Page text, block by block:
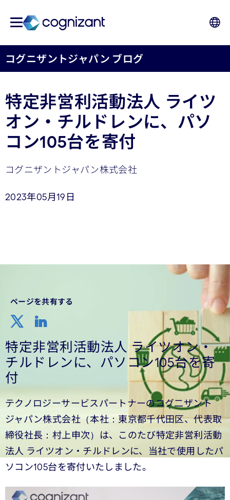
コグニザントジャパン ブログ
特定非営利活動法人 ライツ
オン・チルドレンに、パソ
コン105台を寄付
コグニザントジャパン株式会社
2023年05月19日
ページを共有する
特定非営利活動法人 ライツオン・
チルドレンに、パソコン105台を寄
付
テクノロジーサービスパートナーのコグ二ザント
ジャパン株式会社（本社：東京都千代田区、代表取
締役社長：村上申次）は、このたび特定非営利活動
法人 ライツオン・チルドレンに、当社で使用したパ
ソコン105台を寄付いたしました。